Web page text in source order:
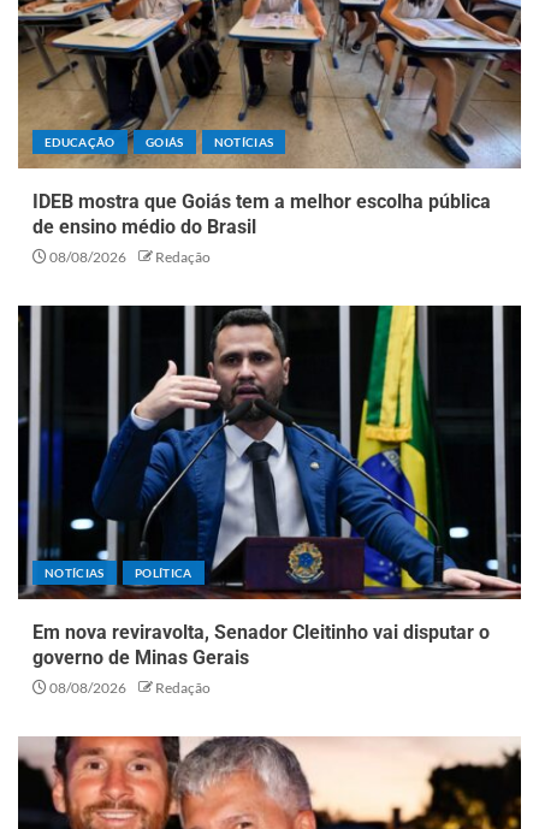
EDUCAÇÃO GOIÁS NOTÍCIAS
IDEB mostra que Goiás tem a melhor escolha pública
de ensino médio do Brasil
08/08/2026 Redação
NOTÍCIAS POLÍTICA
Em nova reviravolta, Senador Cleitinho vai disputar o
governo de Minas Gerais
08/08/2026 Redação